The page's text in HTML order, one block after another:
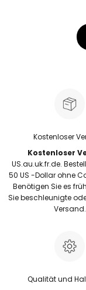
Kostenloser
Kostenloser
US.au.uk.fr.de.
50 US -Dollar ohne
Benötigen Sie es
Sie beschleunigte
Versand.
Qualität und